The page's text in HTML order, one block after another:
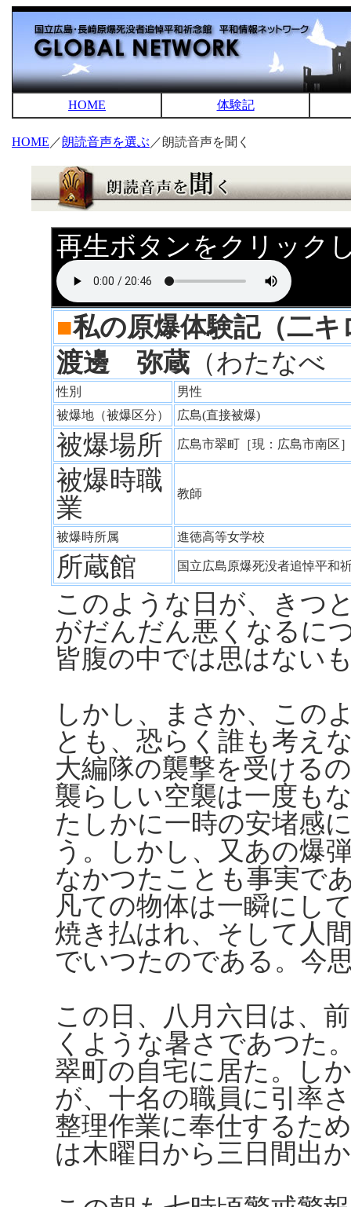
HOME 体験記
HOME ／朗読音声を選ぶ ／朗読音声を聞く
再生ボタンをクリック
■私の原爆体験記（二
渡邊 弥蔵 （わたな
性別
男性
被爆地（被爆区分）
広島(直接被爆)
被爆場所 広島市翠町［現：広島市南
被爆時職
業
教師
被爆時所属 進徳高等女学校
所蔵館 国立広島原爆死没者追悼平
このような日が、きつ
がだんだん悪くなるに
皆腹の中では思はない
しかし、まさか、この
とも、恐らく誰も考え
大編隊の襲撃を受ける
襲らしい空襲は一度も
たしかに一時の安堵感
う。しかし、又あの爆
なかつたことも事実で
凡ての物体は一瞬にし
焼き払はれ、そして人
でいつたのである。今
この日、八月六日は、
くような暑さであつた
翠町の自宅に居た。し
が、十名の職員に引率
整理作業に奉仕するた
は木曜日から三日間出